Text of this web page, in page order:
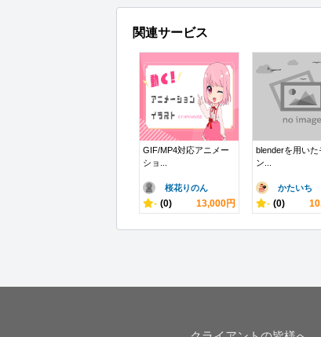
関連サービス
GIF/MP4対応アニメー
ショ...
桜花りのん
- (0) 13,000円
blenderを用いた
ン...
かたいち
- (0)